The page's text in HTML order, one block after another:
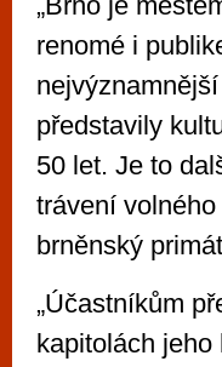
renomé i
představily
50 let. Je to
trávení
brněnský
„Účastníkům
kapitolách jeho